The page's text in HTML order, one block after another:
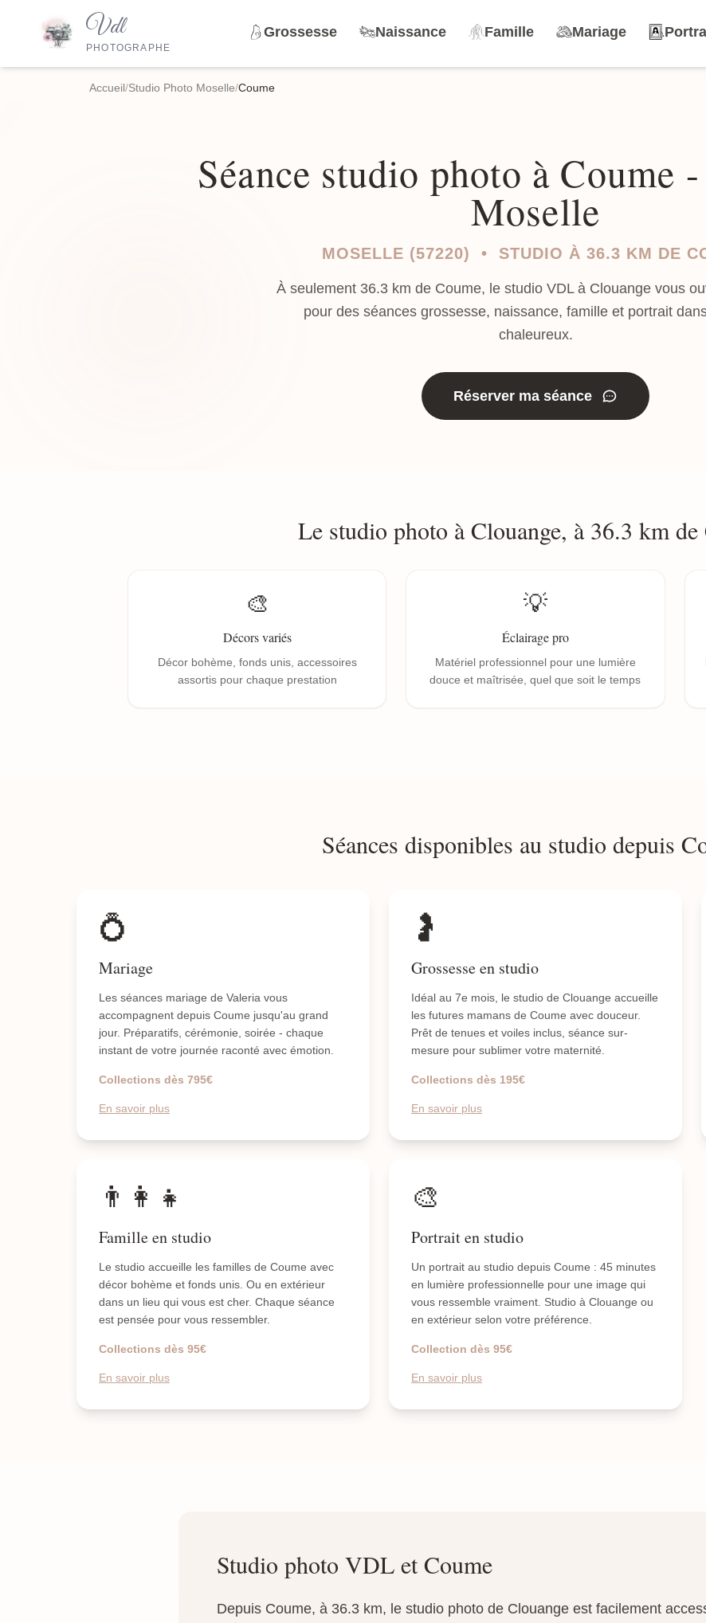
Vdl
PHOTOGRAPHE
Grossesse Naissance Famille Mariage
Accueil/Studio Photo Moselle/Coume
Séance studio photo à Coume
Moselle
MOSELLE (57220) • STUDIO À 36.3 KM DE
À seulement 36.3 km de Coume, le studio VDL à Clouange vous
pour des séances grossesse, naissance, famille et portrait
chaleureux.
Réserver ma séance
Le studio photo à Clouange, à 36.3 km de
🎨
Décors variés
Décor bohème, fonds unis, accessoires
assortis pour chaque prestation
💡
Éclairage pro
Matériel professionnel pour une lumière
douce et maîtrisée, quel que soit le temps
Séances disponibles au studio depuis
💍
Mariage
Les séances mariage de Valeria vous
accompagnent depuis Coume jusqu'au grand
jour. Préparatifs, cérémonie, soirée - chaque
instant de votre journée raconté avec émotion.
Collections dès 795€
En savoir plus
🤰
Grossesse en studio
Idéal au 7e mois, le studio de Clouange accueille
les futures mamans de Coume avec douceur.
Prêt de tenues et voiles inclus, séance sur-
mesure pour sublimer votre maternité.
Collections dès 195€
En savoir plus
👨‍👩‍👧
Famille en studio
Le studio accueille les familles de Coume avec
décor bohème et fonds unis. Ou en extérieur
dans un lieu qui vous est cher. Chaque séance
est pensée pour vous ressembler.
Collections dès 95€
En savoir plus
🎨
Portrait en studio
Un portrait au studio depuis Coume : 45 minutes
en lumière professionnelle pour une image qui
vous ressemble vraiment. Studio à Clouange ou
en extérieur selon votre préférence.
Collection dès 95€
En savoir plus
Studio photo VDL et Coume
Depuis Coume, à 36.3 km, le studio photo de Clouange est facilement